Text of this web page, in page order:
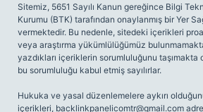
Sitemiz, 5651 Sayılı Kanun gereğince Bilgi
Kurumu (BTK) tarafından onaylanmış bir Yer
vermektedir. Bu nedenle, sitedeki içerikleri
veya araştırma yükümlülüğümüz
yazdıkları içeriklerin sorumluluğunu
bu sorumluluğu kabul etmiş sayılırlar.
Hukuka ve yasal düzenlemelere aykırı
içerikleri, backlinkpanelicomtr@gmail.com